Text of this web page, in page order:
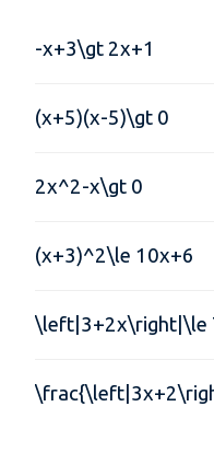
-x+3\gt 2x+1
(x+5)(x-5)\gt 0
2x^2-x\gt 0
(x+3)^2\le 10x+6
\left|3+2x\right|\le